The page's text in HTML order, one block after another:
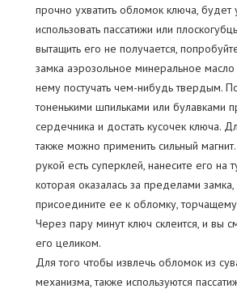
прочно ухватить обломок ключа, будет
использовать пассатижи или
вытащить его не получается,
замка аэрозольное минеральное масло
нему постучать чем-нибудь твердым.
тоненькими шпильками или булавками
сердечника и достать кусочек ключа.
также можно применить сильный
рукой есть суперклей, нанесите его на
которая оказалась за пределами
присоедините ее к обломку, торчащему
Через пару минут ключ склеится, и вы
его целиком.
Для того чтобы извлечь обломок из
механизма, также используются